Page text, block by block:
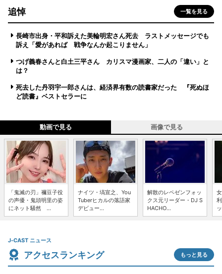
追悼 一覧を見る
長崎市出身・平和訴えた美輪明宏さん死去 ラストメッセージでも
訴え「愛があれば 戦争なんか起こりません」
つげ義春さんと白土三平さん カリスマ漫画家、二人の「違い」と
は？
死去した丹羽宇一郎さんは、経済界有数の読書家だった 『死ぬほ
ど読書』ベストセラーに
動画で見る 画像で見る
「鬼滅の刃」禰豆子役
の声優・鬼頭明里の姿
にネット騒然 ...
ナイツ・塙宣之、You
Tuberヒカルの落語家
デビュー...
解散のレペゼンフォッ
クス元リーダー・DJ S
HACHO...
J-CAST ニュース
アクセスランキング もっと見る